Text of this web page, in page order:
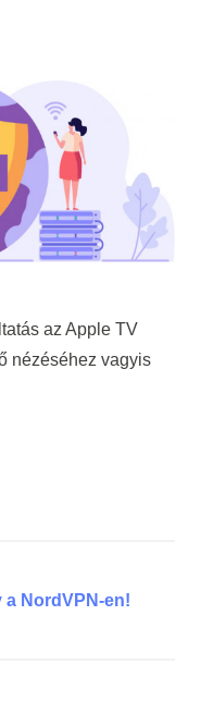
az Apple TV
nézéséhez vagyis
a NordVPN-en!